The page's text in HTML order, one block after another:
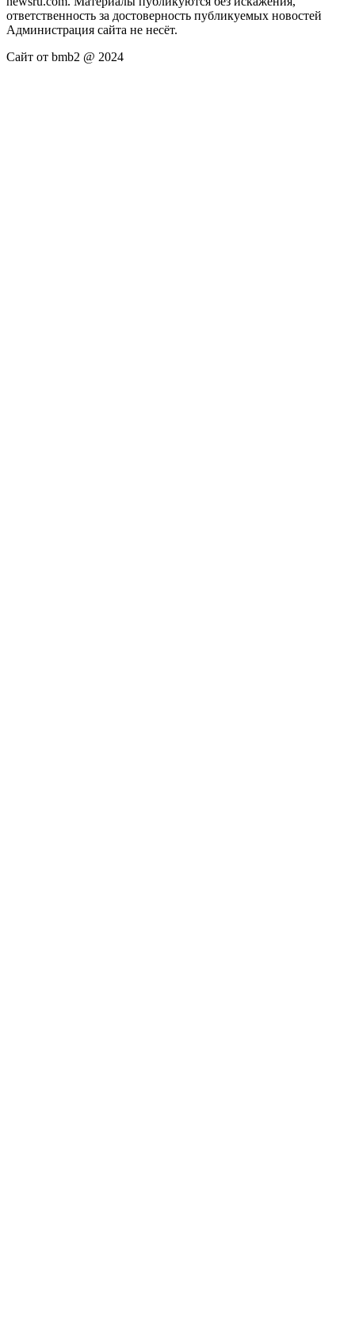
ответственность за достоверность публикуемых новостей
Администрация сайта не несёт.
Сайт от bmb2 @ 2024